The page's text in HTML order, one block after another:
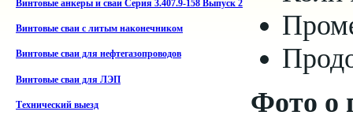
Винтовые анкеры и сваи Серия 3.407.9-158 Выпуск 2
Винтовые сваи с литым наконечником
Винтовые сваи для нефтегазопроводов
Винтовые сваи для ЛЭП
Технический выезд
Фото о